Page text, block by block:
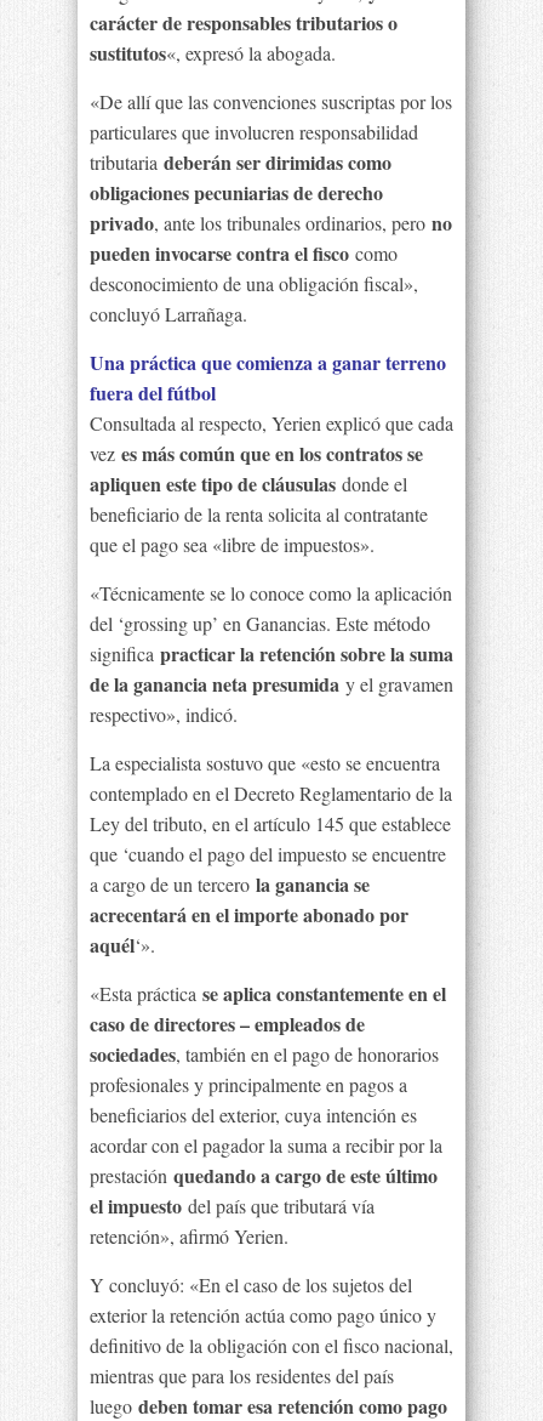
carácter de responsables tributarios o
sustitutos«, expresó la abogada.
«De allí que las convenciones suscriptas por los
particulares que involucren responsabilidad
tributaria deberán ser dirimidas como
obligaciones pecuniarias de derecho
privado, ante los tribunales ordinarios, pero no
pueden invocarse contra el fisco como
desconocimiento de una obligación fiscal»,
concluyó Larrañaga.
Una práctica que comienza a ganar terreno
fuera del fútbol
Consultada al respecto, Yerien explicó que cada
vez es más común que en los contratos se
apliquen este tipo de cláusulas donde el
beneficiario de la renta solicita al contratante
que el pago sea «libre de impuestos».
«Técnicamente se lo conoce como la aplicación
del ‘grossing up’ en Ganancias. Este método
significa practicar la retención sobre la suma
de la ganancia neta presumida y el gravamen
respectivo», indicó.
La especialista sostuvo que «esto se encuentra
contemplado en el Decreto Reglamentario de la
Ley del tributo, en el artículo 145 que establece
que ‘cuando el pago del impuesto se encuentre
a cargo de un tercero la ganancia se
acrecentará en el importe abonado por
aquél‘».
«Esta práctica se aplica constantemente en el
caso de directores – empleados de
sociedades, también en el pago de honorarios
profesionales y principalmente en pagos a
beneficiarios del exterior, cuya intención es
acordar con el pagador la suma a recibir por la
prestación quedando a cargo de este último
el impuesto del país que tributará vía
retención», afirmó Yerien.
Y concluyó: «En el caso de los sujetos del
exterior la retención actúa como pago único y
definitivo de la obligación con el fisco nacional,
mientras que para los residentes del país
luego deben tomar esa retención como pago